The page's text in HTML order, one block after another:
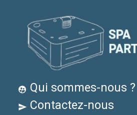
Qui sommes-nous ?
Contactez-nous